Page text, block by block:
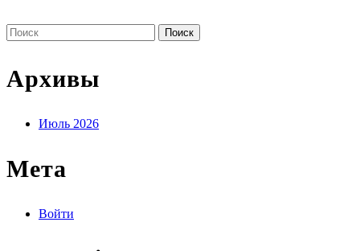
Поиск
по:
Архивы
Июль 2026
Мета
Войти